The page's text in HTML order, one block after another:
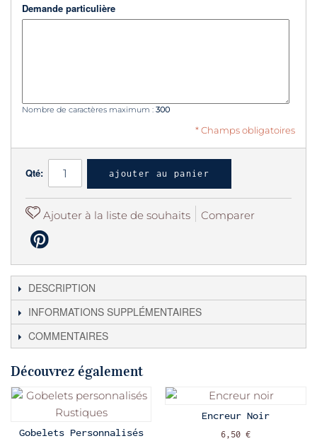
Demande particulière
Nombre de caractères maximum : 300
* Champs obligatoires
Qté: ajouter au panier
Ajouter à la liste de souhaits Comparer
DESCRIPTION
INFORMATIONS SUPPLÉMENTAIRES
COMMENTAIRES
Découvrez également
Gobelets Personnalisés
Encreur Noir
6,50 €